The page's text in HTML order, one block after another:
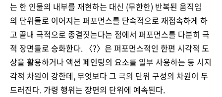
는 한 인물의 내부를 재현하는 대신 (무한한) 반복된 움직임
의 단위들로 이어지는 퍼포먼스를 단속적으로 재접속하게 하
고 끝내 극적으로 종결짓는다는 점에서 퍼포먼스를 다분히 극
적 장면들로 승화한다. 〈?〉은 퍼포먼스적인 한편 시각적 도
상을 활용하거나 액션 페인팅의 요소를 일부 사용하는 등 시지
각적 차원이 강한데, 무엇보다 그 극의 단위 구성의 차원이 두
드러진다. 가령 행위는 장면의 단위에 예속된다.